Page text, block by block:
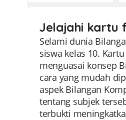
Jelajahi kartu
Selami dunia
siswa kelas 10.
menguasai konsep
cara yang mudah
aspek Bilangan
tentang subjek
terbukti